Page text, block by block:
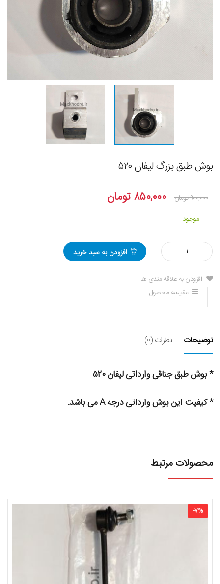
بوش طبق بزرگ لیفان ۵۲۰
۹۰۰,۰۰۰تومان ۸۵۰,۰۰۰ تومان
موجود
مقدار
بوش
بزرگ
لیفان
افزودن به سبد خرید
افزودن به علاقه مندی ها
مقایسه محصول
توضیحات نظرات (0)
* بوش طبق جناقی وارداتی لیفان ۵۲۰
* کیفیت این بوش وارداتی درجه A می باشد.
محصولات مرتبط
-7%